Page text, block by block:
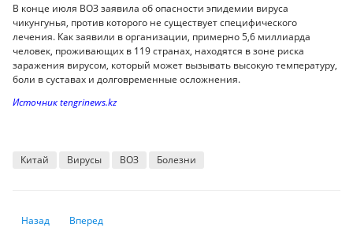
В конце июля ВОЗ заявила об опасности эпидемии вируса
чикунгунья, против которого не существует специфического
лечения. Как заявили в организации, примерно 5,6 миллиарда
человек, проживающих в 119 странах, находятся в зоне риска
заражения вирусом, который может вызывать высокую температуру,
боли в суставах и долговременные осложнения.
Источник tengrinews.kz
Китай Вирусы ВОЗ Болезни
Предыдущий: Вирус чикунгунья: карантин и паника в Китае
Назад Следующий: Землетрясение у побережья Камчатки: ущерб,
Вперед